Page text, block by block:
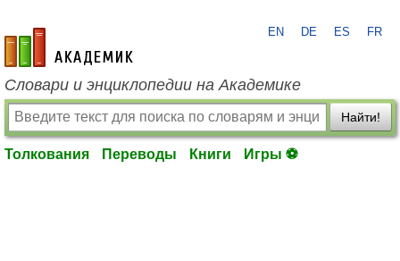
academic.ru
EN DE ES FR
Словари и энциклопедии на Академике
Найти!
Толкования Переводы Книги Игры ⚽